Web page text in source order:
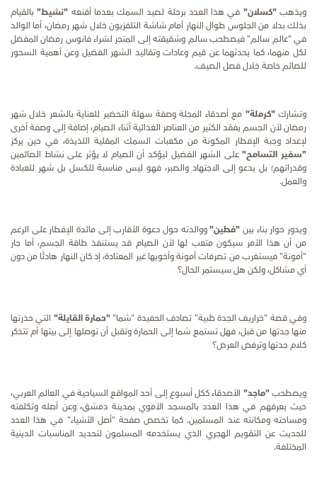
ويذهب"كسلان" في هذا العدد برحلة لصيد السمك بعدما أقنعه "نشيط"بالقيام
بذلك بدلا من الجلوس طوال النهار أمام شاشة التلفزيون خلال شهر رمضان، أما الوالد
في "عالم سالم" فيصطحب سالم وشقيقته إلى المتجر لشراء فانوس رمضان المفضل
لكل منهما، كما يحدثهما عن قيم وعادات وتقاليد الشهر الفضيل وعن أهمية السحور
للصائم خاصة خلال فصل الصيف.
وتشارك"كرملة" مع أصدقاء المجلة وصفة سهلة التحضير للعناية بالشعر خلال شهر
رمضان لأن الجسم يفقد الكثير من العناصر الغذائية أثناء الصيام، إضافة إلى وصفة أخرى
لإعداد وجبة الإفطار المكونة من مكعبات السمك المقلية اللذيذة، في حين يركز
"سفير التسامح"على الشهر الفضيل ليؤكد أن الصيام لا يؤثر على نشاط الصائمين
وقدراتهم؛ بل يدعو إلى الاجتهاد والصبر، فهو ليس مناسبة للكسل بل شهر للعبادة
والعمل.
ويدور حوار بناء بين "فطين"ووالدته حول دعوة الأقارب إلى مائدة الإفطار على الرغم
من أن هذا الأمر سيكون متعب لها لأن الصيام قد يستنفذ طاقة الجسم، أما جار
"أمونة" فيستغرب من تصرفات أمونة وأخويها غير المعتادة، إذ كان النهار هادئًا من دون
أي مشاكل، ولكن هل سيستمر الحال؟
وفي قصة "خراريف الجدة ظبية" تصادف الحفيدة "شما" "حمارة القايلة" التي حذرتها
منها جدتها من قبل، فهل تستمع شما إلى الحمارة وتقبل أن توصلها إلى بيتها أم تتذكر
كلام جدتها وترفض العرض؟
ويصطحب"ماجد" الأصدقاء ككل أسبوع إلى أحد المواقع السياحية في العالم العربي،
حيث يعرفهم في هذا العدد بالمسجد الأموي بمدينة دمشق، وعن أصله وتكلفته
ومساحته ومكانته عند المسلمين. كما تخصص صفحة "أصل الأشياء" في هذا العدد
للحديث عن التقويم الهجري الذي يستخدمه المسلمون لتحديد المناسبات الدينية
المختلفة.